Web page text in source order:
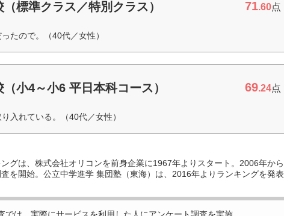
標準クラス／特別クラス） 71.60点
たので。（40代／女性）
小4～小6 平日本科コース） 69.24点
入れている。（40代／女性）
グは、株式会社オリコンを前身企業に1967年よりスタート。2006年から
を開始。公立中学進学 集団塾（東海）は、2016年よりランキングを発表